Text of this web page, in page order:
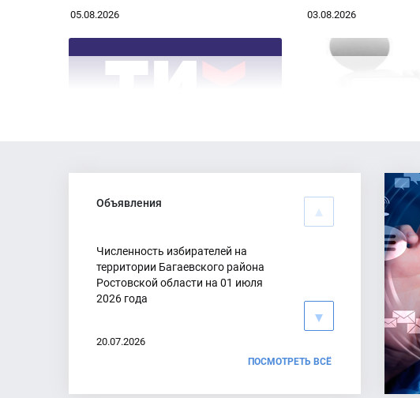
05.08.2026 03.08.2026
Состоялось заседание ТИК Багаевского
27.07.2026
Анонс заседания
25.07.2026
Объявления
Численность избирателей на
территории Багаевского района
Ростовской области на 01 июля
2026 года
20.07.2026
ПОСМОТРЕТЬ ВСЁ